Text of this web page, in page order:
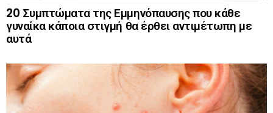
20 Συμπτώματα της Εμμηνόπαυσης που κάθε
γυναίκα κάποια στιγμή θα έρθει αντιμέτωπη με
αυτά